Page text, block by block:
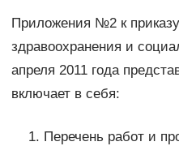
Приложения №2 к
здравоохранения и
апреля 2011 года
включает в себя:
Перечень работ и